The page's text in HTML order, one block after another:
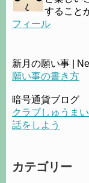
すること
フィール
新月の願い事 |
願い事の書き方
暗号通貨ブログ
クラブしゅうま
話をしよう
カテゴリー